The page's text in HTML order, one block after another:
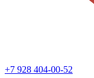
+7 928 404-00-52